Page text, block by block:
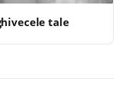
tale